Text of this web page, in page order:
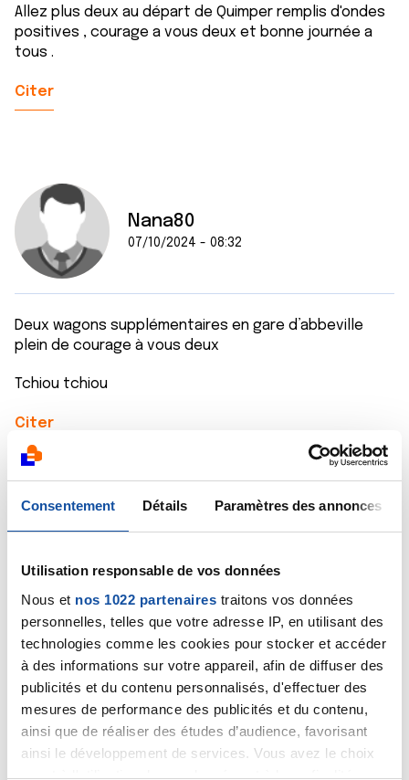
Consentement Détails Paramètres des annonces
Utilisation responsable de vos données
Nous et nos 1022 partenaires traitons vos données
personnelles, telles que votre adresse IP, en utilisant des
technologies comme les cookies pour stocker et accéder
à des informations sur votre appareil, afin de diffuser des
publicités et du contenu personnalisés, d'effectuer des
mesures de performance des publicités et du contenu,
ainsi que de réaliser des études d’audience, favorisant
ainsi le développement de services. Vous avez le choix
quant à l'utilisation de vos données et à leurs finalités.
Allez plus deux au départ de Quimper remplis d'ondes
positives , courage a vous deux et bonne journée a
tous .
Citer
Nana80
07/10/2024 - 08:32
Deux wagons supplémentaires en gare d’abbeville
plein de courage à vous deux
Tchiou tchiou
Citer
07/10/2024 - 10:54
Merci beaucoup pour votre soutien, ça fait chaud au
Suis en place.
❤️ sur vous
Citer